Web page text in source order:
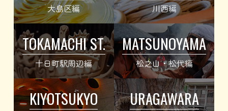
大島区編 川西編
TOKAMACHI ST.
十日町駅周辺編
MATSUNOYAMA
松之山・松代編
KIYOTSUKYO URAGAWARA